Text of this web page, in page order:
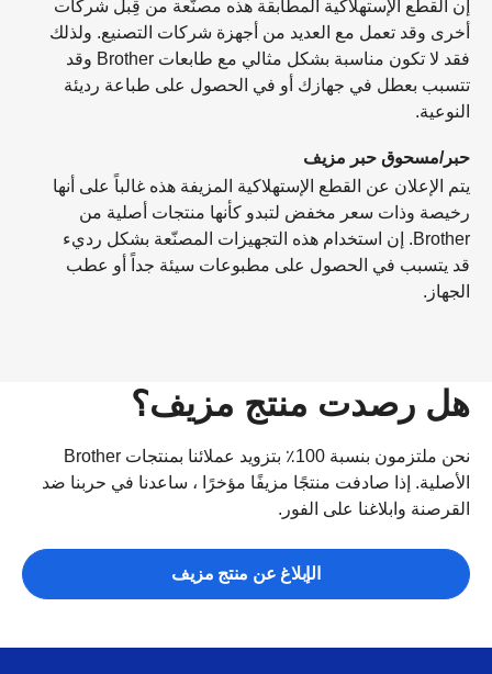
إن القطع الإستهلاكية المطابقة هذه مصنّعة من قِبل شركات
أخرى وقد تعمل مع العديد من أجهزة شركات التصنيع. ولذلك
فقد لا تكون مناسبة بشكل مثالي مع طابعات Brother وقد
تتسبب بعطل في جهازك أو في الحصول على طباعة رديئة
النوعية.
حبر/مسحوق حبر مزيف
يتم الإعلان عن القطع الإستهلاكية المزيفة هذه غالباً على أنها
رخيصة وذات سعر مخفض لتبدو كأنها منتجات أصلية من
Brother. إن استخدام هذه التجهيزات المصنّعة بشكل رديء
قد يتسبب في الحصول على مطبوعات سيئة جداً أو عطب
الجهاز.
هل رصدت منتج مزيف؟
نحن ملتزمون بنسبة 100٪ بتزويد عملائنا بمنتجات Brother
الأصلية. إذا صادفت منتجًا مزيفًا مؤخرًا ، ساعدنا في حربنا ضد
القرصنة وابلاغنا على الفور.
الإبلاغ عن منتج مزيف